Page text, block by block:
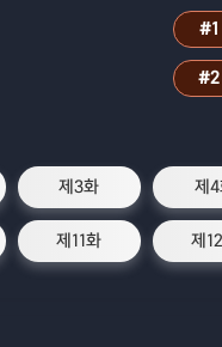
#1
#2
제3화 제
제11화 제